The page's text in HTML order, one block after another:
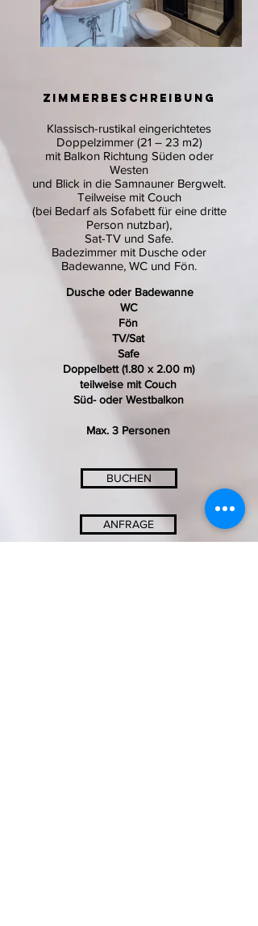
ZIMMERBESCHREIBUNG
Klassisch-rustikal eingerichtetes
Doppelzimmer (21 – 23 m2)
mit Balkon Richtung Süden oder
Westen
und Blick in die Samnauner Bergwelt.
Teilweise mit Couch
(bei Bedarf als Sofabett für eine dritte
Person nutzbar),
Sat-TV und Safe.
Badezimmer mit Dusche oder
Badewanne, WC und Fön.
Dusche oder Badewanne
WC
Fön
TV/Sat
Safe
Doppelbett (1.80 x 2.00 m)
teilweise mit Couch
Süd- oder Westbalkon
Max. 3 Personen
BUCHEN
ANFRAGE